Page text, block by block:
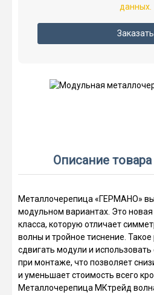
данных.
Заказать
Описание товара
Металлочерепица «ГЕРМАНО»
модульном вариантах. Это
класса, которую отличает
волны и тройное тиснение.
сдвигать модули и использовать
при монтаже, что позволяет
и уменьшает стоимость всего
Металлочерепица МКтрейд